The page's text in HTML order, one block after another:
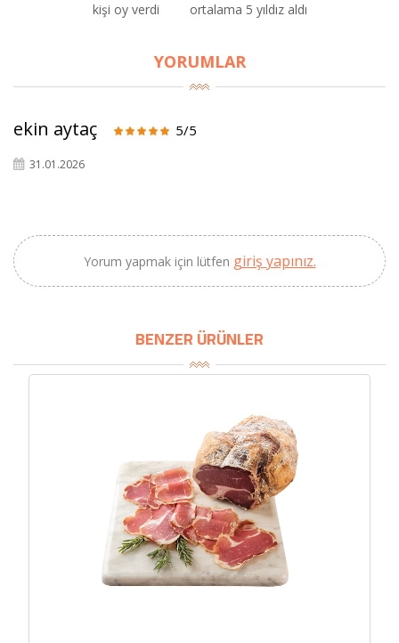
kişi oy verdi ortalama 5 yıldız aldı
YORUMLAR
ekin aytaç 5/5
31.01.2026
Yorum yapmak için lütfen giriş yapınız.
BENZER ÜRÜNLER
BU HAFTANIN PLANLI İNDİRİMİ
2690,00 TL
Zeytincilik
SEPETE EKLE